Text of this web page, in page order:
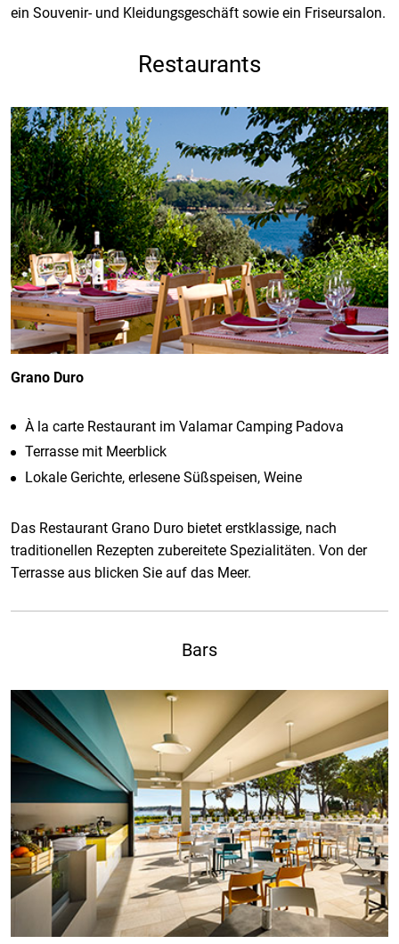
ein Souvenir- und Kleidungsgeschäft sowie ein Friseursalon.
Restaurants
Grano Duro
À la carte Restaurant im Valamar Camping Padova
Terrasse mit Meerblick
Lokale Gerichte, erlesene Süßspeisen, Weine
Das Restaurant Grano Duro bietet erstklassige, nach
traditionellen Rezepten zubereitete Spezialitäten. Von der
Terrasse aus blicken Sie auf das Meer.
Bars